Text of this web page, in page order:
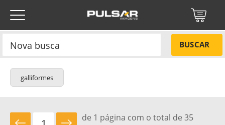
BUSCAR
galliformes
de 1 página com o total de 35